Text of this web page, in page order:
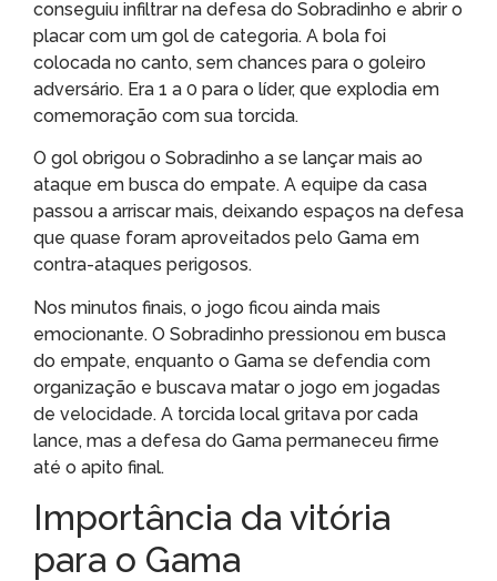
conseguiu infiltrar na defesa do Sobradinho e abrir o
placar com um gol de categoria. A bola foi
colocada no canto, sem chances para o goleiro
adversário. Era 1 a 0 para o líder, que explodia em
comemoração com sua torcida.
O gol obrigou o Sobradinho a se lançar mais ao
ataque em busca do empate. A equipe da casa
passou a arriscar mais, deixando espaços na defesa
que quase foram aproveitados pelo Gama em
contra-ataques perigosos.
Nos minutos finais, o jogo ficou ainda mais
emocionante. O Sobradinho pressionou em busca
do empate, enquanto o Gama se defendia com
organização e buscava matar o jogo em jogadas
de velocidade. A torcida local gritava por cada
lance, mas a defesa do Gama permaneceu firme
até o apito final.
Importância da vitória
para o Gama